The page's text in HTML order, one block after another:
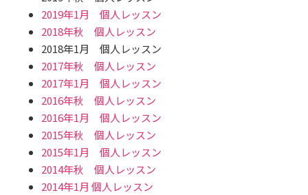
2019年1月 個人レッスン
2018年秋 個人レッスン
2018年1月 個人レッスン
2017年秋 個人レッスン
2017年1月 個人レッスン
2016年秋 個人レッスン
2016年1月 個人レッスン
2015年秋 個人レッスン
2015年1月 個人レッスン
2014年秋 個人レッスン
2014年1月 個人レッスン